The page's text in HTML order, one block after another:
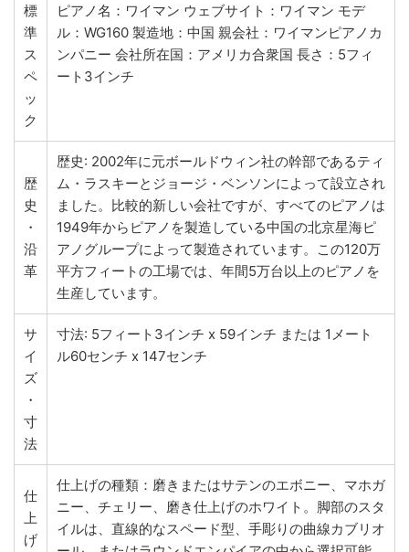
標
準
ス
ペ
ッ
ク
ピアノ名：ワイマン ウェブサイト：ワイマン モデ
ル：WG160 製造地：中国 親会社：ワイマンピアノカ
ンパニー 会社所在国：アメリカ合衆国 長さ：5フィ
ート3インチ
歴
史
・
沿
革
歴史: 2002年に元ボールドウィン社の幹部であるティ
ム・ラスキーとジョージ・ベンソンによって設立され
ました。比較的新しい会社ですが、すべてのピアノは
1949年からピアノを製造している中国の北京星海ピ
アノグループによって製造されています。この120万
平方フィートの工場では、年間5万台以上のピアノを
生産しています。
サ
イ
ズ
・
寸
法
寸法: 5フィート3インチ x 59インチ または 1メート
ル60センチ x 147センチ
仕
上
げ
仕上げの種類：磨きまたはサテンのエボニー、マホガ
ニー、チェリー、磨き仕上げのホワイト。脚部のスタ
イルは、直線的なスペード型、手彫りの曲線カブリオ